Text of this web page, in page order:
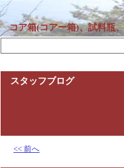
コア箱(コアー箱)、試料瓶
スタッフブログ
<< 前へ